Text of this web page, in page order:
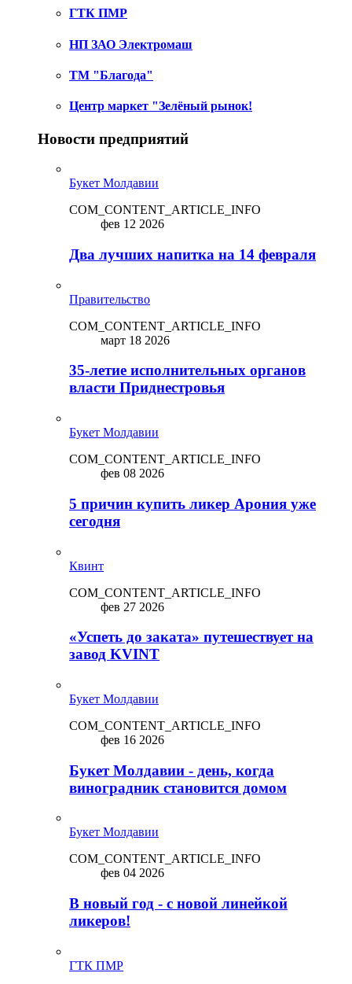
ГТК ПМР
НП ЗАО Электромаш
ТМ "Благода"
Центр маркет "Зелёный рынок!
Новости предприятий
Букет Молдавии
COM_CONTENT_ARTICLE_INFO
фев 12 2026
Два лучших напитка на 14 февраля
Правительство
COM_CONTENT_ARTICLE_INFO
март 18 2026
35-летие исполнительных органов
власти Приднестровья
Букет Молдавии
COM_CONTENT_ARTICLE_INFO
фев 08 2026
5 причин купить ликep Арония уже
сегодня
Квинт
COM_CONTENT_ARTICLE_INFO
фев 27 2026
«Успеть до заката» путешествует на
завод KVINT
Букет Молдавии
COM_CONTENT_ARTICLE_INFO
фев 16 2026
Букет Молдавии - день, когда
виноградник становится домом
Букет Молдавии
COM_CONTENT_ARTICLE_INFO
фев 04 2026
В новый год - с новой линейкой
ликepoв!
ГТК ПМР